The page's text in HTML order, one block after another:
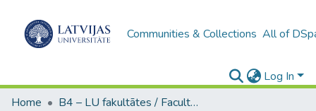
Communities & Collections All of
Log In
Home
B4 – LU fakultātes / Faculties of the UL